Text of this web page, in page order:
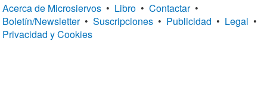
Acerca de Microsiervos • Libro • Contactar •
Boletín/Newsletter • Suscripciones • Publicidad • Legal •
Privacidad y Cookies